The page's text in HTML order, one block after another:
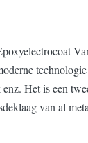
Het is een
van al